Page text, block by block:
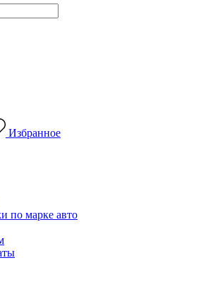
Избранное
по марке авто